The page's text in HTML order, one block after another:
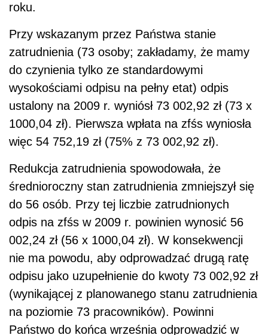
roku.
Przy wskazanym przez Państwa stanie
zatrudnienia (73 osoby; zakładamy, że mamy
do czynienia tylko ze standardowymi
wysokościami odpisu na pełny etat) odpis
ustalony na 2009 r. wyniósł 73 002,92 zł (73 x
1000,04 zł). Pierwsza wpłata na zfśs wyniosła
więc 54 752,19 zł (75% z 73 002,92 zł).
Redukcja zatrudnienia spowodowała, że
średnioroczny stan zatrudnienia zmniejszył się
do 56 osób. Przy tej liczbie zatrudnionych
odpis na zfśs w 2009 r. powinien wynosić 56
002,24 zł (56 x 1000,04 zł). W konsekwencji
nie ma powodu, aby odprowadzać drugą ratę
odpisu jako uzupełnienie do kwoty 73 002,92 zł
(wynikającej z planowanego stanu zatrudnienia
na poziomie 73 pracowników). Powinni
Państwo do końca września odprowadzić w